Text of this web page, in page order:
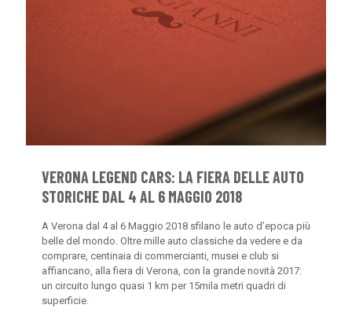
VERONA LEGEND CARS: LA FIERA DELLE AUTO
STORICHE DAL 4 AL 6 MAGGIO 2018
A Verona dal 4 al 6 Maggio 2018 sfilano le auto d’epoca più
belle del mondo. Oltre mille auto classiche da vedere e da
comprare, centinaia di commercianti, musei e club si
affiancano, alla fiera di Verona, con la grande novità 2017:
un circuito lungo quasi 1 km per 15mila metri quadri di
superficie.